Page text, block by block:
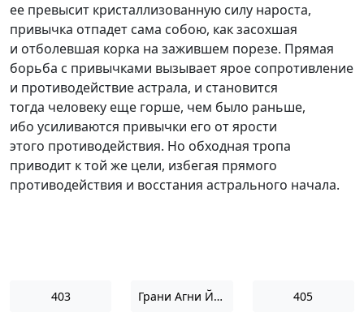
ее превысит кристаллизованную силу нароста,
привычка отпадет сама собою, как засохшая
и отболевшая корка на зажившем порезе. Прямая
борьба с привычками вызывает ярое сопротивление
и противодействие астрала, и становится
тогда человеку еще горше, чем было раньше,
ибо усиливаются привычки его от ярости
этого противодействия. Но обходная тропа
приводит к той же цели, избегая прямого
противодействия и восстания астрального начала.
403 Грани Агни Йоги 1962 405